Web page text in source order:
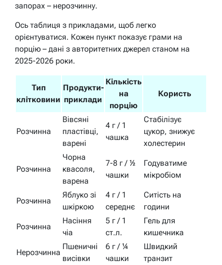
запорах – нерозчинну.
Ось таблиця з прикладами, щоб легко
орієнтуватися. Кожен пункт показує грами на
порцію – дані з авторитетних джерел станом на
2025-2026 роки.
Тип
клітковини
Продукти-
приклади
Кількість
на
порцію
Користь
Розчинна
Вівсяні
пластівці,
варені
4 г / 1
чашка
Стабілізує
цукор, знижує
холестерин
Розчинна
Чорна
квасоля,
варена
7-8 г / ½
чашки
Годуватиме
мікробіом
Розчинна
Яблуко зі
шкіркою
4 г / 1
середнє
Ситість на
години
Розчинна
Насіння
чіа
5 г / 1
ст.л.
Гель для
кишечника
Нерозчинна
Пшеничні
висівки
6 г / ¼
чашки
Швидкий
транзит